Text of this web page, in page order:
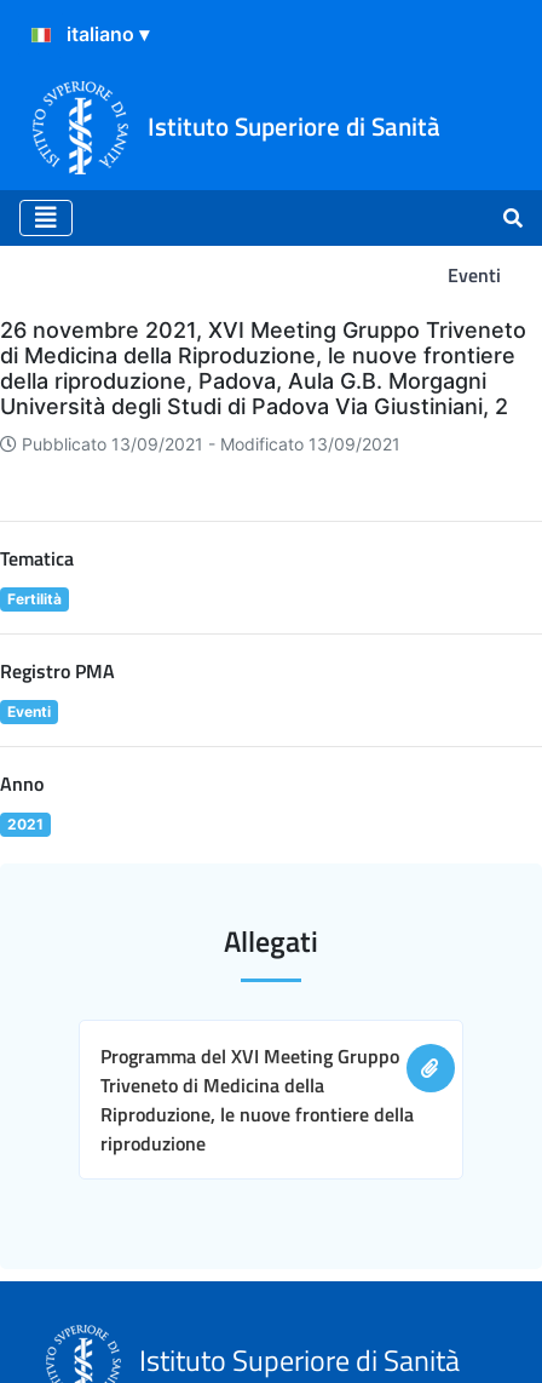
Istituto Superiore di Sanità
Eventi
Eventi
26 novembre 2021, XVI Meeting Gruppo Triveneto
di Medicina della Riproduzione, le nuove frontiere
della riproduzione, Padova, Aula G.B. Morgagni
Università degli Studi di Padova Via Giustiniani, 2
Pubblicato 13/09/2021 - Modificato 13/09/2021
Tematica
Fertilità
Registro PMA
Eventi
Anno
2021
Allegati
Programma del XVI Meeting Gruppo
Triveneto di Medicina della
Riproduzione, le nuove frontiere della
riproduzione
Istituto Superiore di Sanità